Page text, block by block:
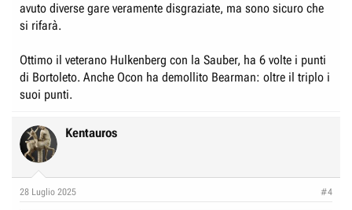
avuto diverse gare veramente disgraziate, ma sono sicuro che
si rifarà.
Ottimo il veterano Hulkenberg con la Sauber, ha 6 volte i punti
di Bortoleto. Anche Ocon ha demollito Bearman: oltre il triplo i
suoi punti.
Kentauros
28 Luglio 2025 #4